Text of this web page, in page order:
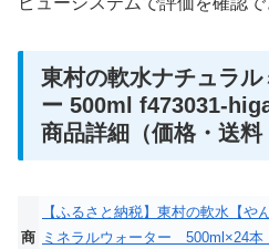
東村の軟水ナチュラ
ー 500ml f473031-
商品詳細（価格・送料
商
【ふるさと納税】東村の軟水【
ミネラルウォーター 500ml×24本